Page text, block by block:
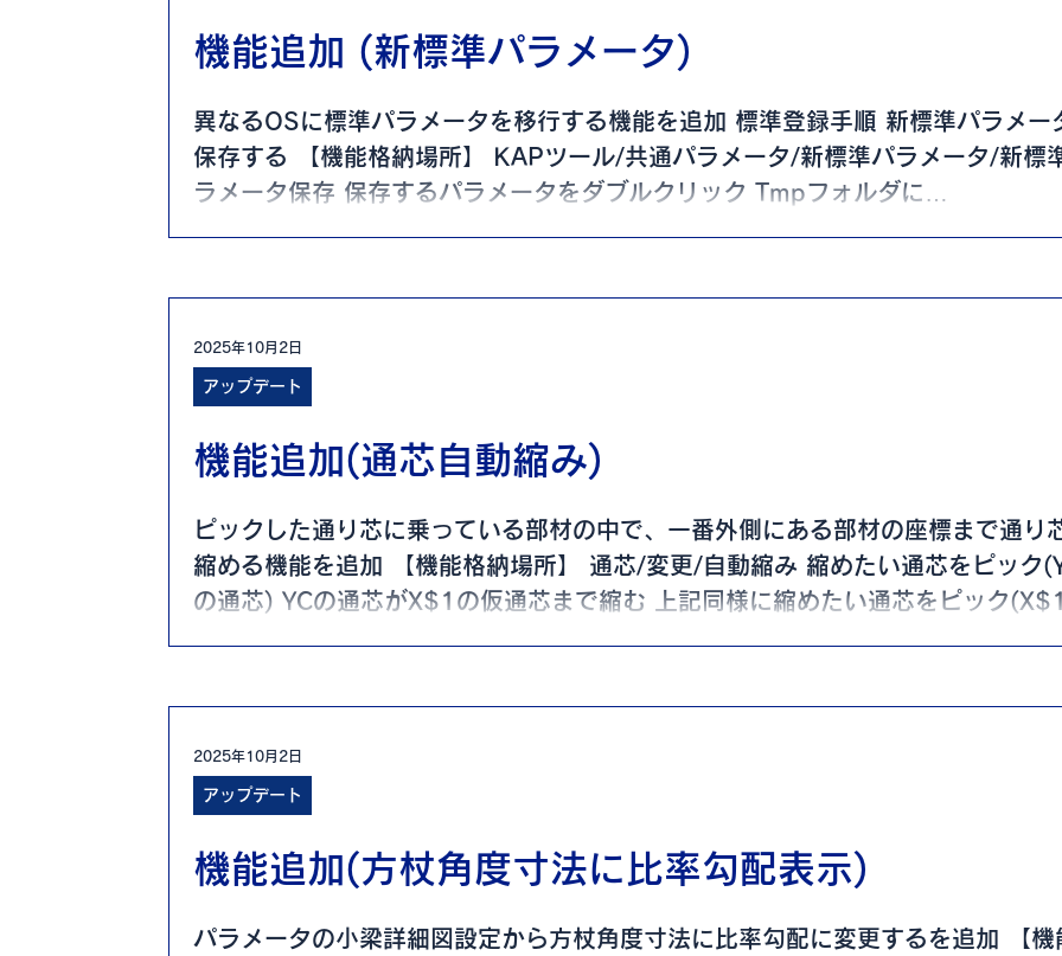
機能追加 (新標準パラメータ)
異なるOSに標準パラメータを移行する機能を追加 標準登録手順 新標準パラメー
保存する 【機能格納場所】 KAPツール/共通パラメータ/新標準パラメータ/新標
ラメータ保存 保存するパラメータをダブルクリック Tmpフォルダに
機能追加(通芯自動縮み)
ピックした通り芯に乗っている部材の中で、一番外側にある部材の座標まで通り
縮める機能を追加 【機能格納場所】 通芯/変更/自動縮み 縮めたい通芯をピック
の通芯) YCの通芯がX$1の仮通芯まで縮む 上記同様に縮めたい通芯をピック
アップデート
2025年10月2日
機能追加(方杖角度寸法に比率勾配表示)
パラメータの小梁詳細図設定から方杖角度寸法に比率勾配に変更するを追加 【機
アップデート
2025年10月2日